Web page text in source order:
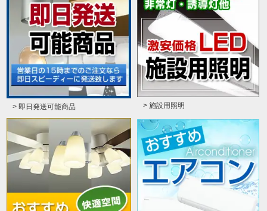
> 即日発送可能商品 > 施設用照明